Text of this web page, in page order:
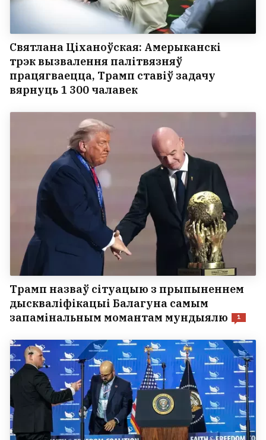
Святлана Ціханоўская: Амерыканскі
трэк вызвалення палітвязняў
працягваецца, Трамп ставіў задачу
вярнуць 1 300 чалавек
Трамп назваў сітуацыю з прыпыненнем
дыскваліфікацыі Балагуна самым
запамінальным момантам мундыялю
1